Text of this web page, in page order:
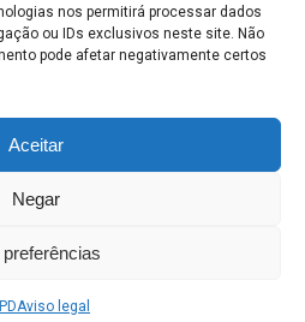
nos permitirá processar dados
ou IDs exclusivos neste site. Não
pode afetar negativamente certos
Aceitar
Negar
preferências
Aviso legal
MUNICIPAL - Avenida